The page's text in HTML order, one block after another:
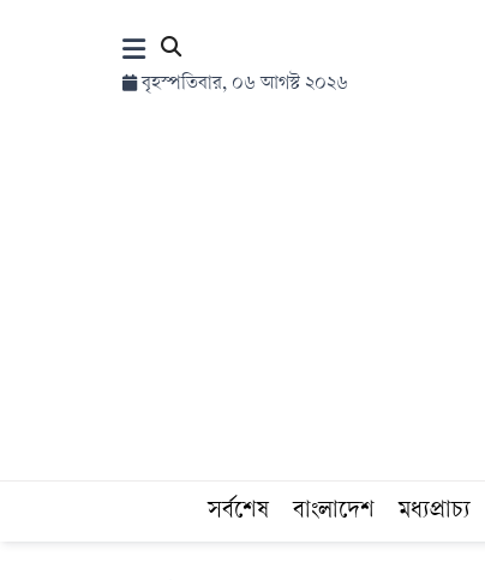
বৃহস্পতিবার, ০৬ আগস্ট ২০২৬
সর্বশেষ বাংলাদেশ মধ্যপ্রাচ্য